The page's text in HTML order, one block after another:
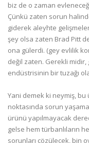
biz de o zaman
Çünkü zaten sorun
giderek aleyhte
şey olsa zaten Brad Pitt
ona gülerdi. (gey evlilik
değil zaten. Gerekli
endüstrisinin bir tuzağı
Yani demek ki neymiş,
noktasında sorun
ürünü yapılmayacak
gelse hem türbanlıların
sorunları çözülecek, bin